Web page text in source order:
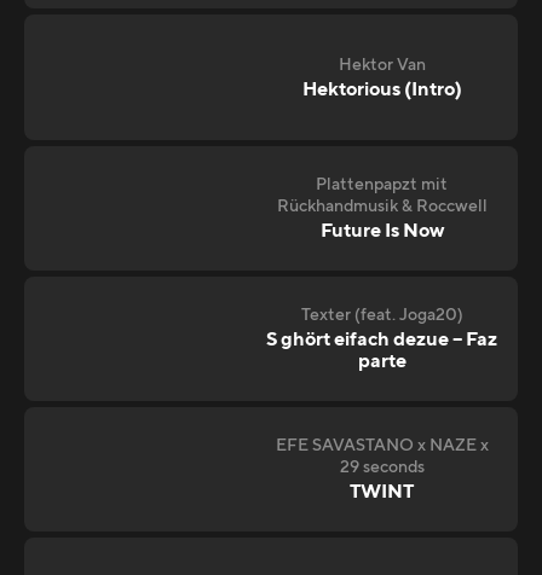
Hektor Van
Hektorious (Intro)
Plattenpapzt mit
Rückhandmusik & Roccwell
Future Is Now
Texter (feat. Joga20)
S ghört eifach dezue – Faz
parte
EFE SAVASTANO x NAZE x
29 seconds
TWINT